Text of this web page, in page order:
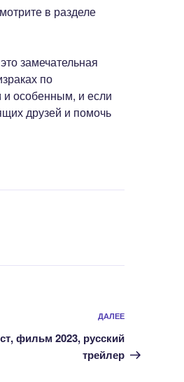
в разделе
замечательная
по
особенным, и если
друзей и помочь
Следующая
запись
ДАЛЕЕ
фильм 2023, русский
трейлер